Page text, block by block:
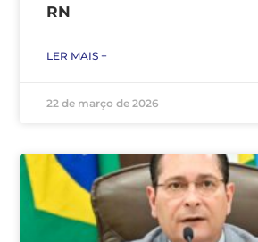
RN
LER MAIS +
22 de março de 2026